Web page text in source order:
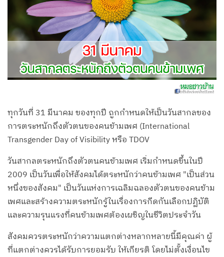
ทุกวันที่ 31 มีนาคม ของทุกปี ถูกกำหนดให้เป็นวันสากลของ
การตระหนักถึงตัวตนของคนข้ามเพศ (International
Transgender Day of Visibility หรือ TDOV
วันสากลตระหนักถึงตัวตนคนข้ามเพศ เริ่มกำหนดขึ้นในปี
2009 เป็นวันเพื่อให้สังคมได้ตระหนักว่าคนข้ามเพศ "เป็นส่วน
หนึ่งของสังคม" เป็นวันแห่งการเฉลิมฉลองตัวตนของคนข้าม
เพศและสร้างความตระหนักรู้ในเรื่องการกีดกันเลือกปฏิบัติ
และความรุนแรงที่คนข้ามเพศต้องเผชิญในชีวิตประจำวัน
สังคมควรตระหนักว่าความแตกต่างหลากหลายนี้มีคุณค่า ผู้
ที่แตกต่างควรได้รับการยอมรับ ให้เกียรติ โดยไม่ตั้งเงื่อนไข